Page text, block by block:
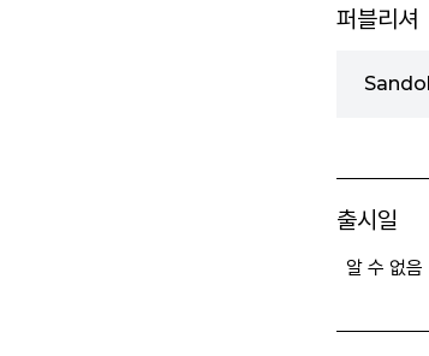
퍼블리셔
출시일
알 수 없음